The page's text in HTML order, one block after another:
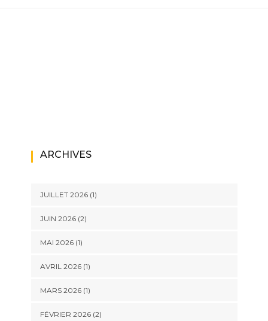
ARCHIVES
JUILLET 2026(1)
JUIN 2026(2)
MAI 2026(1)
AVRIL 2026(1)
MARS 2026(1)
FÉVRIER 2026(2)